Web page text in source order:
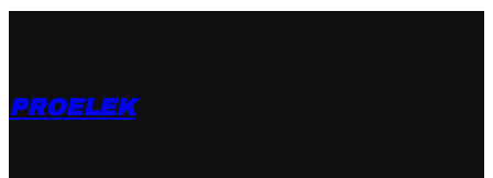
PROELEK